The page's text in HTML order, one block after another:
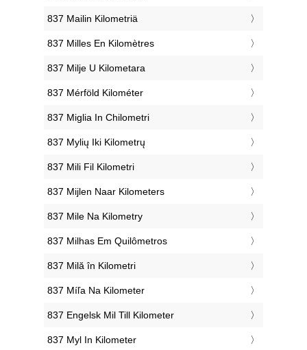
‎837 Mailin Kilometriä
‎837 Milles En Kilomètres
‎837 Milje U Kilometara
‎837 Mérföld Kilométer
‎837 Miglia In Chilometri
‎837 Mylių Iki Kilometrų
‎837 Mili Fil Kilometri
‎837 Mijlen Naar Kilometers
‎837 Mile Na Kilometry
‎837 Milhas Em Quilômetros
‎837 Milă în Kilometri
‎837 Míľa Na Kilometer
‎837 Engelsk Mil Till Kilometer
‎837 Myl In Kilometer